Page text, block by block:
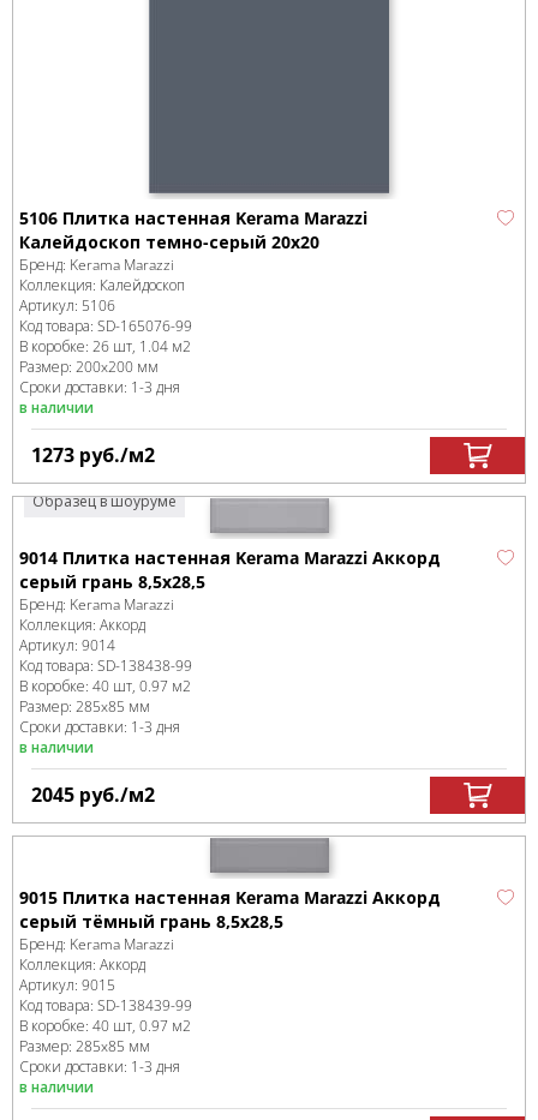
5106 Плитка настенная Kerama Marazzi
Калейдоскоп темно-серый 20x20
Бренд: Kerama Marazzi
Коллекция: Калейдоскоп
Артикул: 5106
Код товара: SD-165076-99
В коробке: 26 шт, 1.04 м2
Размер: 200x200 мм
Сроки доставки: 1-3 дня
в наличии
1273 руб./м2
Образец в шоуруме
9014 Плитка настенная Kerama Marazzi Аккорд
серый грань 8,5х28,5
Бренд: Kerama Marazzi
Коллекция: Аккорд
Артикул: 9014
Код товара: SD-138438-99
В коробке: 40 шт, 0.97 м2
Размер: 285x85 мм
Сроки доставки: 1-3 дня
в наличии
2045 руб./м2
9015 Плитка настенная Kerama Marazzi Аккорд
серый тёмный грань 8,5х28,5
Бренд: Kerama Marazzi
Коллекция: Аккорд
Артикул: 9015
Код товара: SD-138439-99
В коробке: 40 шт, 0.97 м2
Размер: 285x85 мм
Сроки доставки: 1-3 дня
в наличии